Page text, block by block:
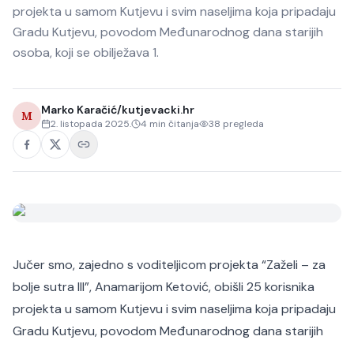
Sport
projekta u samom Kutjevu i svim naseljima koja pripadaju
Gradu Kutjevu, povodom Međunarodnog dana starijih
osoba, koji se obilježava 1.
M Marko Karačić/kutjevacki.hr
2. listopada 2025. 4 min čitanja 38 pregleda
Jučer smo, zajedno s voditeljicom projekta “Zaželi – za
bolje sutra III”, Anamarijom Ketović, obišli 25 korisnika
projekta u samom Kutjevu i svim naseljima koja pripadaju
Gradu Kutjevu, povodom Međunarodnog dana starijih